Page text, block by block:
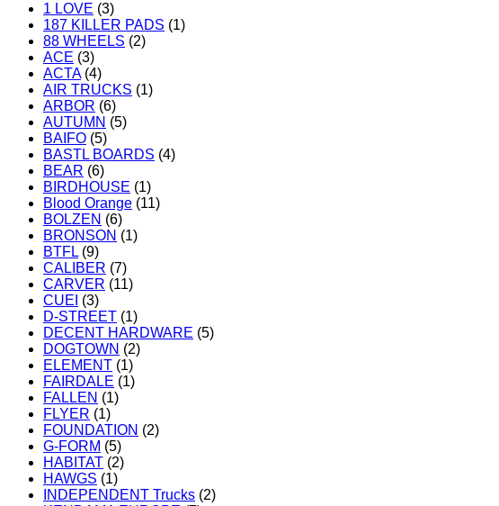
1 LOVE (3)
187 KILLER PADS (1)
88 WHEELS (2)
ACE (3)
ACTA (4)
AIR TRUCKS (1)
ARBOR (6)
AUTUMN (5)
BAIFO (5)
BASTL BOARDS (4)
BEAR (6)
BIRDHOUSE (1)
Blood Orange (11)
BOLZEN (6)
BRONSON (1)
BTFL (9)
CALIBER (7)
CARVER (11)
CUEI (3)
D-STREET (1)
DECENT HARDWARE (5)
DOGTOWN (2)
ELEMENT (1)
FAIRDALE (1)
FALLEN (1)
FLYER (1)
FOUNDATION (2)
G-FORM (5)
HABITAT (2)
HAWGS (1)
INDEPENDENT Trucks (2)